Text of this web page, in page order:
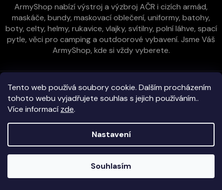
Tento web používá soubory cookie. Dalším procházením
tohoto webu vyjadřujete souhlas s jejich používáním..
Více informací zde.
Nastavení
Souhlasím
Veškeré zboží skladem na prodejně i e-shopu!
Objednávky vyřizujeme obratem!
ArmyShop nabízí výstroj a výzbroj AČR i cizích armád,
maskáče, bundy, maskovací oblečení, uniformy, batohy,
boty, celty, helmy, rukavice, vlajky, svítilny, polní láhve, spací
pytle, věci pro camping a outdoorové vybavení. Jsme Váš
ArmyShop, kde si vždy vyberete.
Zákaznická péče
Vše o nákupu
E-ArmyShop.cz . Všechna práva vyhrazena.